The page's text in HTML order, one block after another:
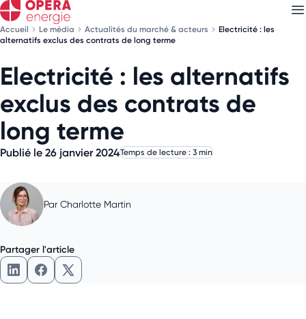
Accueil Le média Actualités du marché & acteurs
Electricité : les
alternatifs exclus des contrats de long terme
Electricité : les alternatifs
exclus des contrats de
long terme
Publié le 26 janvier 2024Temps de lecture : 3 min
Par Charlotte Martin
Partager l'article
Découvrez nos newsletters
Choisissez les newsletters qui vous intéressent